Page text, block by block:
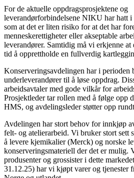
For de aktuelle oppdragsprosjektene og
leverandørforbindelsene NIKU har hatt
som at det er liten risiko for at det har
menneskerettigheter eller akseptable
leverandører. Samtidig må vi erkjenne
tid å opprettholde en fullverdig
Konserveringsavdelingen har i perioden
underleverandører til å løse oppdrag.
arbeidsavtaler med gode vilkår for
Prosjektleder tar rollen med å følge opp
HMS, og avdelingsleder støtter opp
Avdelingen har stort behov for innkjøp
felt- og atelierarbeid. Vi bruker stort sett
å levere kjemikalier (Merck) og norske
konserveringsmateriell der det er mulig.
produsenter og grossister i dette
31.12.25) har vi kjøpt varer og tjenester